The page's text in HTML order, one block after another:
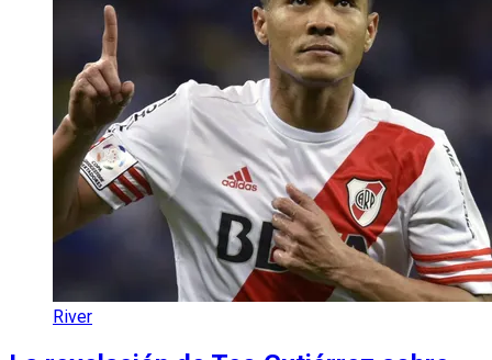
River